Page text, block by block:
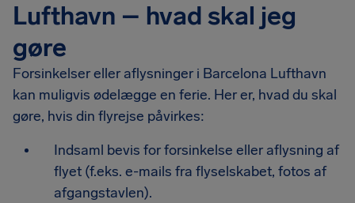
Lufthavn – hvad skal jeg
gøre
Forsinkelser eller aflysninger i Barcelona Lufthavn
kan muligvis ødelægge en ferie. Her er, hvad du skal
gøre, hvis din flyrejse påvirkes:
Indsaml bevis for forsinkelse eller aflysning af
flyet (f.eks. e-mails fra flyselskabet, fotos af
afgangstavlen).